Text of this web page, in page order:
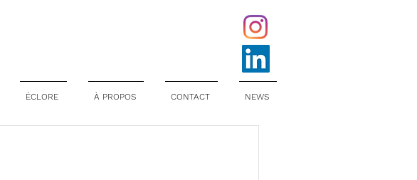
ÉCLORE À PROPOS CONTACT NEWS